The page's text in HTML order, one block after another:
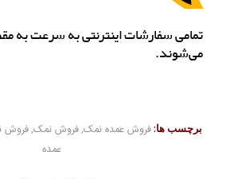
تمامی سفارشات اینترنتی به سرعت به
می‌شوند.
برچسب ها:فروش عمده نمک, فروش نمک, فروش
عمده